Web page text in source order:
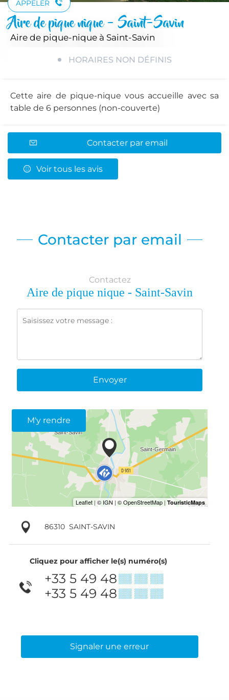
APPELER
Aire de pique nique - Saint-Savin
Aire de pique-nique à Saint-Savin
HORAIRES NON DÉFINIS
Cette aire de pique-nique vous accueille avec sa
table de 6 personnes (non-couverte)
Contacter par email
Voir tous les avis
Contacter par email
Contactez
Aire de pique nique - Saint-Savin
Envoyer
M'y rendre
86310 SAINT-SAVIN
Cliquez pour afficher le(s) numéro(s)
+33 5 49 48▒▒ ▒▒ ▒▒
+33 5 49 48▒▒ ▒▒ ▒▒
Signaler une erreur